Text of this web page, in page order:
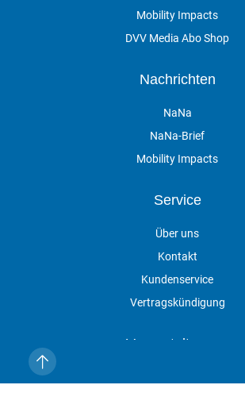
Mobility Impacts
DVV Media Abo Shop
Nachrichten
NaNa
NaNa-Brief
Mobility Impacts
Service
Über uns
Kontakt
Kundenservice
Vertragskündigung
Veranstaltungen